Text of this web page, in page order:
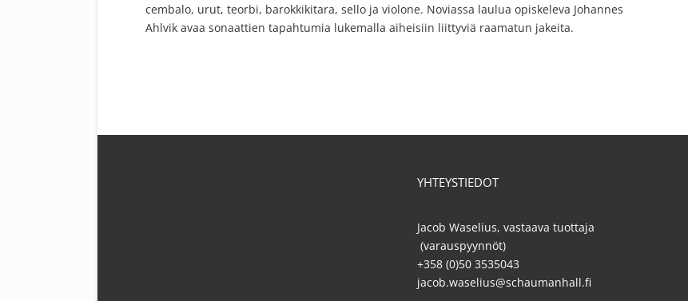
cembalo, urut, teorbi, barokkikitara, sello ja violone. Noviassa laulua opiskeleva Johannes
Ahlvik avaa sonaattien tapahtumia lukemalla aiheisiin liittyviä raamatun jakeita.
YHTEYSTIEDOT
Jacob Waselius, vastaava tuottaja
(varauspyynnöt)
+358 (0)50 3535043
jacob.waselius@schaumanhall.fi